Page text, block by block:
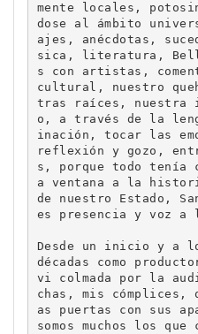
mente locales,
dose al ámbito
ajes, anécdotas,
sica, literatura,
s con artistas,
cultural, nuestro
tras raíces, nuestra
o, a través de la
inación, tocar las
reflexión y gozo,
s, porque todo tenía
a ventana a la
de nuestro Estado,
es presencia y voz a
Desde un inicio y a
décadas como
vi colmada por la
chas, mis cómplices,
as puertas con sus
somos muchos los que